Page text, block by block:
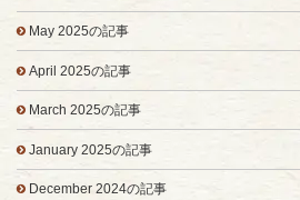
May 2025の記事
April 2025の記事
March 2025の記事
January 2025の記事
December 2024の記事